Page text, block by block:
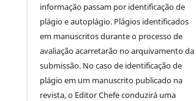
informação passam por identificação de
plágio e autoplágio. Plágios identificados
em manuscritos durante o processo de
avaliação acarretarão no arquivamento da
submissão. No caso de identificação de
plágio em um manuscrito publicado na
revista, o Editor Chefe conduzirá uma